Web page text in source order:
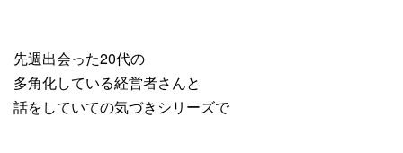
先週出会った20代の
多角化している経営者さんと
話をしていての気づきシリーズで